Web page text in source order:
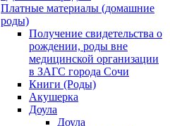
Платные материалы (домашние
роды)
Получение свидетельства о
рождении, роды вне
медицинской организации
в ЗАГС города Сочи
Книги (Роды)
Акушерка
Доула
Доула